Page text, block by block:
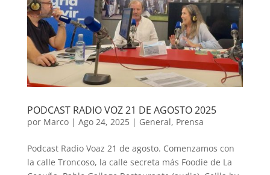
PODCAST RADIO VOZ 21 DE AGOSTO 2025
por Marco| Ago 24, 2025| General, Prensa
Podcast Radio Voaz 21 de agosto. Comenzamos con
la calle Troncoso, la calle secreta más Foodie de La